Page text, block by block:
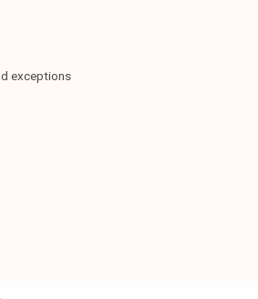
exceptions